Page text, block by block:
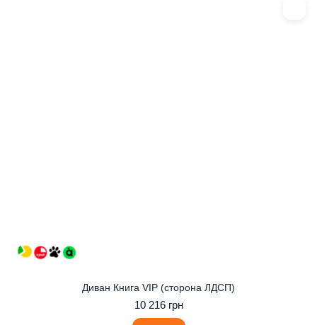
Диван Книга VIP (сторона ЛДСП)
10 216 грн